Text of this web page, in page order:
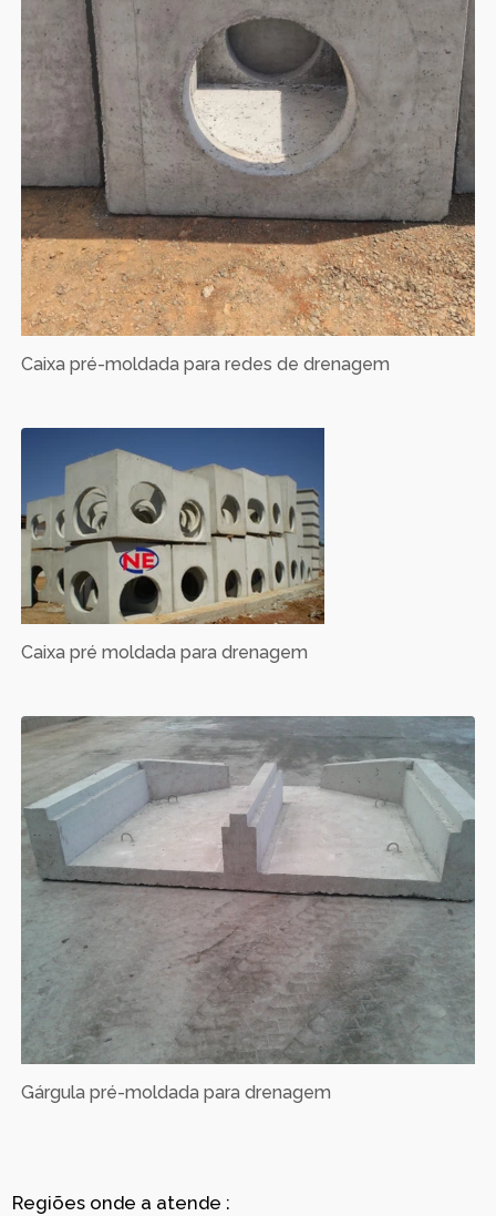
Caixa pré-moldada para redes de drenagem
Caixa pré moldada para drenagem
Gárgula pré-moldada para drenagem
Regiões onde a atende :